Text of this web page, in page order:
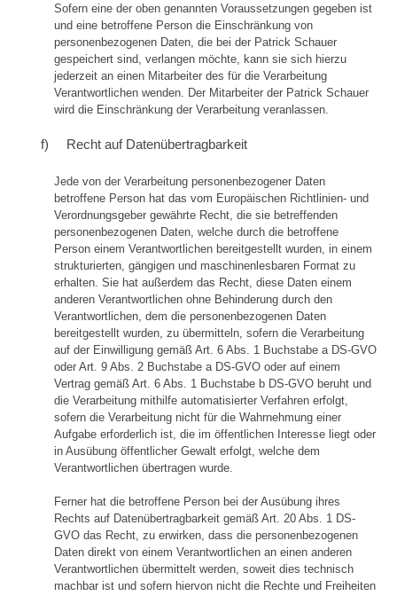
Sofern eine der oben genannten Voraussetzungen gegeben ist
und eine betroffene Person die Einschränkung von
personenbezogenen Daten, die bei der Patrick Schauer
gespeichert sind, verlangen möchte, kann sie sich hierzu
jederzeit an einen Mitarbeiter des für die Verarbeitung
Verantwortlichen wenden. Der Mitarbeiter der Patrick Schauer
wird die Einschränkung der Verarbeitung veranlassen.
f) Recht auf Datenübertragbarkeit
Jede von der Verarbeitung personenbezogener Daten
betroffene Person hat das vom Europäischen Richtlinien- und
Verordnungsgeber gewährte Recht, die sie betreffenden
personenbezogenen Daten, welche durch die betroffene
Person einem Verantwortlichen bereitgestellt wurden, in einem
strukturierten, gängigen und maschinenlesbaren Format zu
erhalten. Sie hat außerdem das Recht, diese Daten einem
anderen Verantwortlichen ohne Behinderung durch den
Verantwortlichen, dem die personenbezogenen Daten
bereitgestellt wurden, zu übermitteln, sofern die Verarbeitung
auf der Einwilligung gemäß Art. 6 Abs. 1 Buchstabe a DS-GVO
oder Art. 9 Abs. 2 Buchstabe a DS-GVO oder auf einem
Vertrag gemäß Art. 6 Abs. 1 Buchstabe b DS-GVO beruht und
die Verarbeitung mithilfe automatisierter Verfahren erfolgt,
sofern die Verarbeitung nicht für die Wahrnehmung einer
Aufgabe erforderlich ist, die im öffentlichen Interesse liegt oder
in Ausübung öffentlicher Gewalt erfolgt, welche dem
Verantwortlichen übertragen wurde.
Ferner hat die betroffene Person bei der Ausübung ihres
Rechts auf Datenübertragbarkeit gemäß Art. 20 Abs. 1 DS-
GVO das Recht, zu erwirken, dass die personenbezogenen
Daten direkt von einem Verantwortlichen an einen anderen
Verantwortlichen übermittelt werden, soweit dies technisch
machbar ist und sofern hiervon nicht die Rechte und Freiheiten